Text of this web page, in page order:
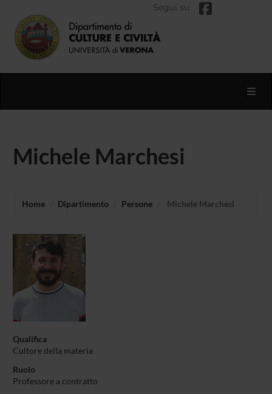
Segui su
Michele Marchesi
Home Dipartimento Persone Michele Marchesi
Qualifica
Cultore della materia
Ruolo
Professore a contratto